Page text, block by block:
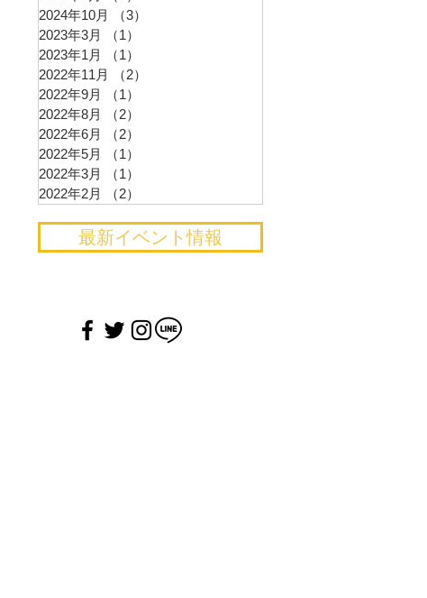
2024年10月
（3）
2023年3月
（1）
2023年1月
（1）
2022年11月
（2）
2022年9月
（1）
2022年8月
（2）
2022年6月
（2）
2022年5月
（1）
2022年3月
（1）
2022年2月
（2）
最新イベント情報